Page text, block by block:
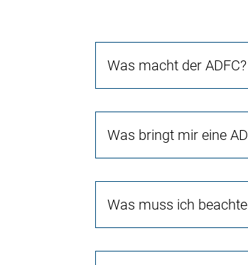
Was macht der ADFC?
Was bringt mir eine
Was muss ich